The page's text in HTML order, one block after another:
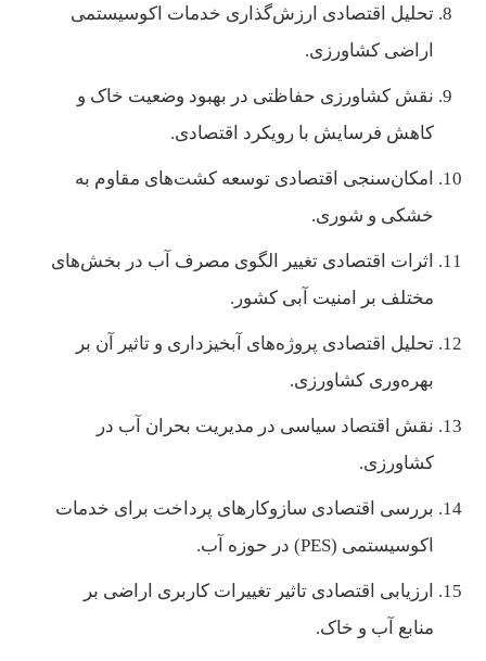
تحلیل اقتصادی ارزش‌گذاری خدمات اکوسیستمی
اراضی کشاورزی.
نقش کشاورزی حفاظتی در بهبود وضعیت خاک و
کاهش فرسایش با رویکرد اقتصادی.
امکان‌سنجی اقتصادی توسعه کشت‌های مقاوم به
خشکی و شوری.
اثرات اقتصادی تغییر الگوی مصرف آب در بخش‌های
مختلف بر امنیت آبی کشور.
تحلیل اقتصادی پروژه‌های آبخیزداری و تاثیر آن بر
بهره‌وری کشاورزی.
نقش اقتصاد سیاسی در مدیریت بحران آب در
کشاورزی.
بررسی اقتصادی سازوکارهای پرداخت برای خدمات
اکوسیستمی (PES) در حوزه آب.
ارزیابی اقتصادی تاثیر تغییرات کاربری اراضی بر
منابع آب و خاک.